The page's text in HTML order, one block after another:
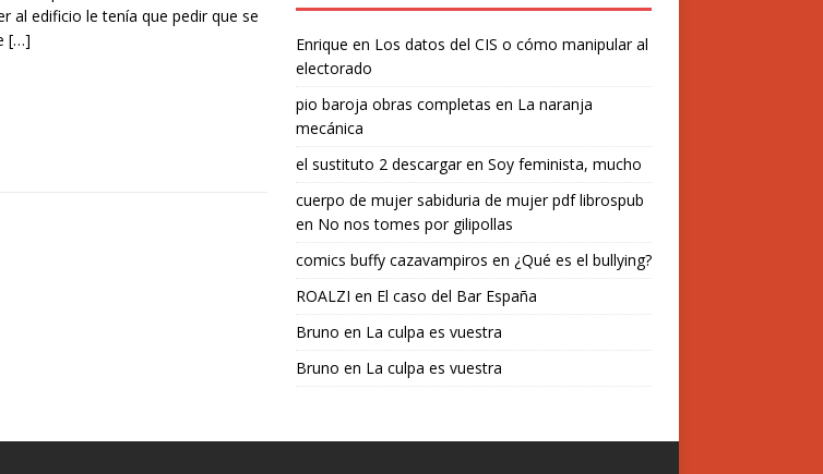
al edificio le tenía que pedir que se
[…] Enrique en Los datos del CIS o cómo manipular al
electorado
pio baroja obras completas en La naranja
mecánica
el sustituto 2 descargaren Soy feminista, mucho
cuerpo de mujer sabiduria de mujer pdf librospub
en No nos tomes por gilipollas
comics buffy cazavampiros en ¿Qué es el bullying?
ROALZI en El caso del Bar España
Bruno en La culpa es vuestra
Bruno en La culpa es vuestra